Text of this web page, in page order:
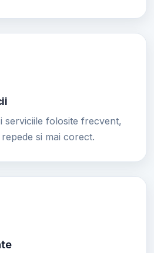
serviciile folosite frecvent,
si mai corect.